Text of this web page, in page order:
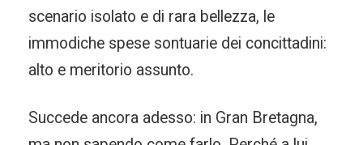
scenario isolato e di rara bellezza, le
immodiche spese sontuarie dei concittadini:
alto e meritorio assunto.
Succede ancora adesso: in Gran Bretagna,